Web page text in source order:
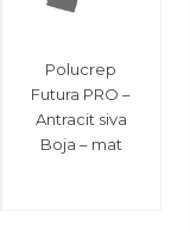
Polucrep
Futura PRO –
Antracit siva
Boja – mat